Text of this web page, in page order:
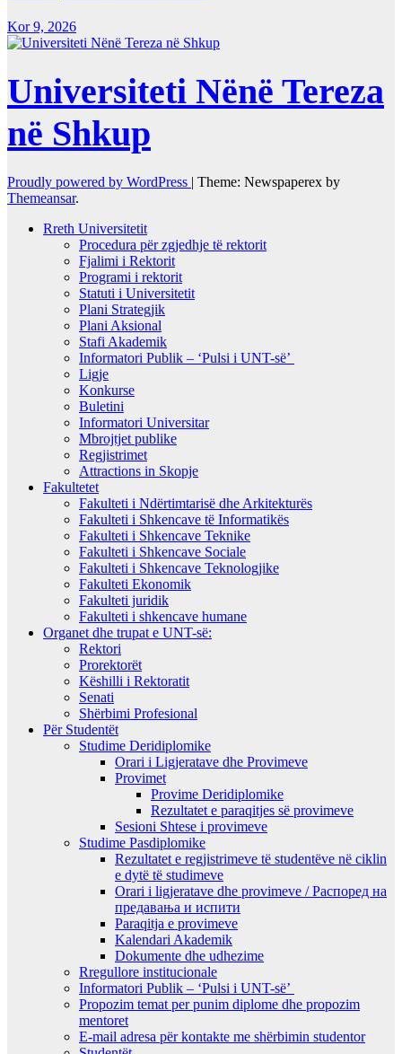
Kor 9, 2026
Universiteti Nënë Tereza
në Shkup
Proudly powered by WordPress | Theme: Newspaperex by
Themeansar.
Rreth Universitetit
Procedura për zgjedhje të rektorit
Fjalimi i Rektorit
Programi i rektorit
Statuti i Universitetit
Plani Strategjik
Plani Aksional
Stafi Akademik
Informatori Publik – ‘Pulsi i UNT-së’
Ligje
Konkurse
Buletini
Informatori Universitar
Mbrojtjet publike
Regjistrimet
Attractions in Skopje
Fakultetet
Fakulteti i Ndërtimtarisë dhe Arkitekturës
Fakulteti i Shkencave të Informatikës
Fakulteti i Shkencave Teknike
Fakulteti i Shkencave Sociale
Fakulteti i Shkencave Teknologjike
Fakulteti Ekonomik
Fakulteti juridik
Fakulteti i shkencave humane
Organet dhe trupat e UNT-së:
Rektori
Prorektorët
Këshilli i Rektoratit
Senati
Shërbimi Profesional
Për Studentët
Studime Deridiplomike
Orari i Ligjeratave dhe Provimeve
Provimet
Provime Deridiplomike
Rezultatet e paraqitjes së provimeve
Sesioni Shtese i provimeve
Studime Pasdiplomike
Rezultatet e regjistrimeve të studentëve në ciklin
e dytë të studimeve
Orari i ligjeratave dhe provimeve / Распоред на
предавањa и испити
Paraqitja e provimeve
Kalendari Akademik
Dokumente dhe udhezime
Rregullore institucionale
Informatori Publik – ‘Pulsi i UNT-së’
Propozim temat per punim diplome dhe propozim
mentoret
E-mail adresa për kontakte me shërbimin studentor